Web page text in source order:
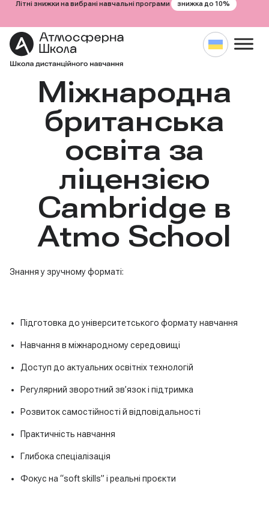
Перейти
Літні знижки на вибрані навчальні програми знижка до 10%
Міжнародна
британська
освіта за
ліцензією
Cambridge в
Atmo School
Знання у зручному форматі:
Підготовка до університетського формату навчання
Навчання в міжнародному середовищі
Доступ до актуальних освітніх технологій
Регулярний зворотний зв’язок і підтримка
Розвиток самостійності й відповідальності
Практичність навчання
Глибока спеціалізація
Фокус на “soft skills” і реальні проєкти